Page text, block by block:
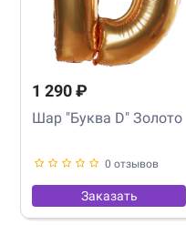
1 290 ₽
Шар "Буква D" Золото
0 отзывов
Заказать